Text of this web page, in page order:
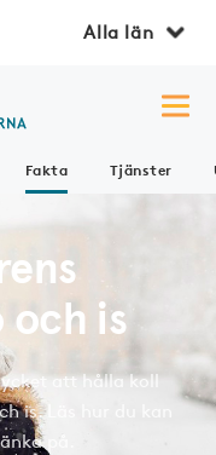
Alla län
Fakta Tjänster
och is
att hålla koll
is. Läs hur du kan
på.